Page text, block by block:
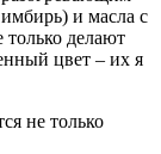
и масла с
делают
цвет – их я
не только